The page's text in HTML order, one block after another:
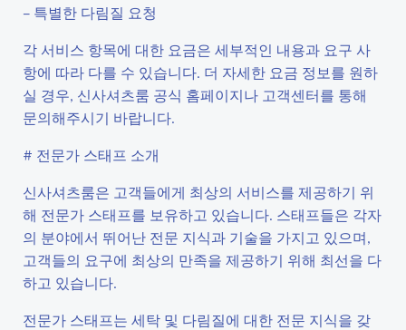
– 특별한 다림질 요청
각 서비스 항목에 대한 요금은 세부적인 내용과 요구 사
항에 따라 다를 수 있습니다. 더 자세한 요금 정보를 원하
실 경우, 신사셔츠룸 공식 홈페이지나 고객센터를 통해
문의해주시기 바랍니다.
# 전문가 스태프 소개
신사셔츠룸은 고객들에게 최상의 서비스를 제공하기 위
해 전문가 스태프를 보유하고 있습니다. 스태프들은 각자
의 분야에서 뛰어난 전문 지식과 기술을 가지고 있으며,
고객들의 요구에 최상의 만족을 제공하기 위해 최선을 다
하고 있습니다.
전문가 스태프는 세탁 및 다림질에 대한 전문 지식을 갖